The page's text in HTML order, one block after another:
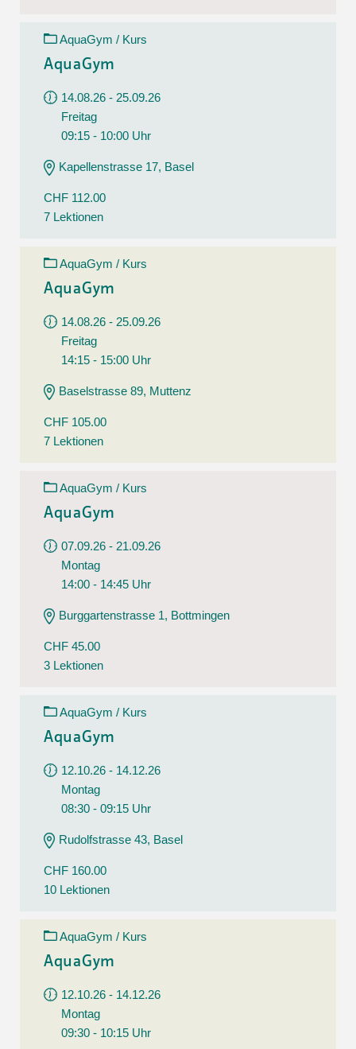
AquaGym / Kurs
AquaGym
14.08.26 - 25.09.26
Freitag
09:15 - 10:00 Uhr
Kapellenstrasse 17, Basel
CHF 112.00
7 Lektionen
AquaGym / Kurs
AquaGym
14.08.26 - 25.09.26
Freitag
14:15 - 15:00 Uhr
Baselstrasse 89, Muttenz
CHF 105.00
7 Lektionen
AquaGym / Kurs
AquaGym
07.09.26 - 21.09.26
Montag
14:00 - 14:45 Uhr
Burggartenstrasse 1, Bottmingen
CHF 45.00
3 Lektionen
AquaGym / Kurs
AquaGym
12.10.26 - 14.12.26
Montag
08:30 - 09:15 Uhr
Rudolfstrasse 43, Basel
CHF 160.00
10 Lektionen
AquaGym / Kurs
AquaGym
12.10.26 - 14.12.26
Montag
09:30 - 10:15 Uhr